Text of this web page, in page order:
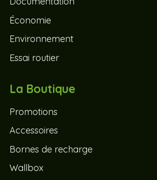
Économie
Environnement
Essai routier
La Boutique
Promotions
Accessoires
Bornes de recharge
Wallbox